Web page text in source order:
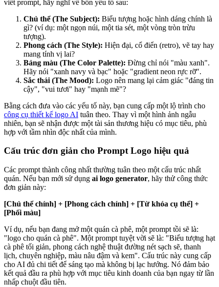
viết prompt, hãy nghĩ về bốn yếu tố sau:
Chủ thể (The Subject): Biểu tượng hoặc hình dáng chính là
gì? (ví dụ: một ngọn núi, một tia sét, một vòng tròn trừu
tượng).
Phong cách (The Style): Hiện đại, cổ điển (retro), vẽ tay hay
mang tính vị lai?
Bảng màu (The Color Palette): Đừng chỉ nói "màu xanh".
Hãy nói "xanh navy và bạc" hoặc "gradient neon rực rỡ".
Sắc thái (The Mood): Logo nên mang lại cảm giác "đáng tin
cậy", "vui tươi" hay "mạnh mẽ"?
Bằng cách đưa vào các yếu tố này, bạn cung cấp một lộ trình cho
công cụ thiết kế logo AI tuân theo. Thay vì một hình ảnh ngẫu
nhiên, bạn sẽ nhận được một tài sản thương hiệu có mục tiêu, phù
hợp với tầm nhìn độc nhất của mình.
Cấu trúc đơn giản cho Prompt Logo hiệu quả
Các prompt thành công nhất thường tuân theo một cấu trúc nhất
quán. Nếu bạn mới sử dụng ai logo generator, hãy thử công thức
đơn giản này:
[Chủ thể chính] + [Phong cách chính] + [Từ khóa cụ thể] +
[Phối màu]
Ví dụ, nếu bạn đang mở một quán cà phê, một prompt tồi sẽ là:
"logo cho quán cà phê". Một prompt tuyệt vời sẽ là: "Biểu tượng hạt
cà phê tối giản, phong cách nghệ thuật đường nét sạch sẽ, thanh
lịch, chuyên nghiệp, màu nâu đậm và kem". Cấu trúc này cung cấp
cho AI đủ chi tiết để sáng tạo mà không bị lạc hướng. Nó đảm bảo
kết quả đầu ra phù hợp với mục tiêu kinh doanh của bạn ngay từ lần
nhấp chuột đầu tiên.